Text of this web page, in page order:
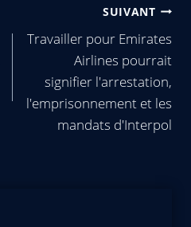
SUIVANT
Travailler pour Emirates
Airlines pourrait
signifier l'arrestation,
l'emprisonnement et les
mandats d'Interpol